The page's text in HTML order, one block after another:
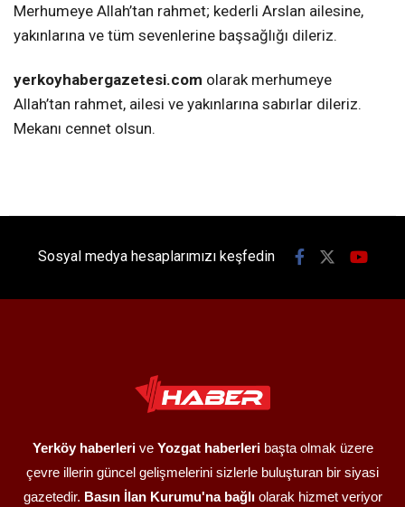
Merhumeye Allah’tan rahmet; kederli Arslan ailesine,
yakınlarına ve tüm sevenlerine başsağlığı dileriz.
yerkoyhabergazetesi.com olarak merhumeye
Allah’tan rahmet, ailesi ve yakınlarına sabırlar dileriz.
Mekanı cennet olsun.
Sosyal medya hesaplarımızı keşfedin
Yerköy haberlerive Yozgat haberleribaşta olmak üzere
çevre illerin güncel gelişmelerini sizlerle buluşturan bir siyasi
gazetedir. Basın İlan Kurumu'na bağlıolarak hizmet veriyor